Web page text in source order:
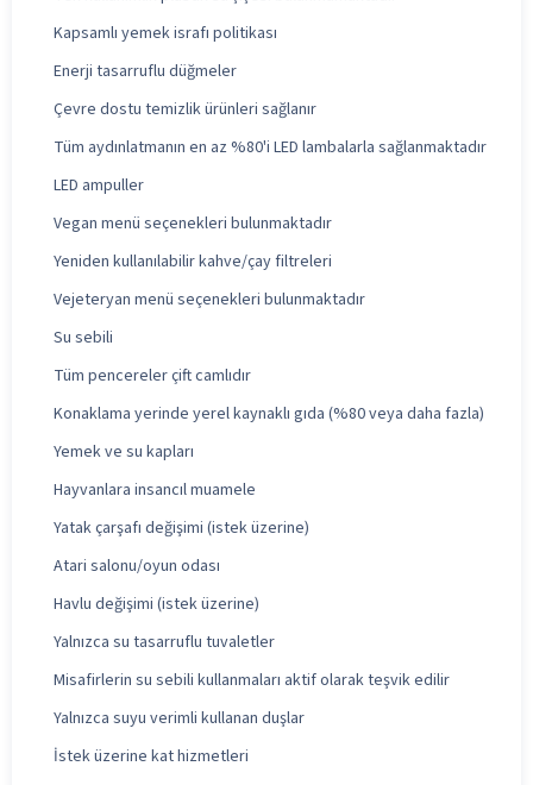
Kapsamlı yemek israfı politikası
Enerji tasarruflu düğmeler
Çevre dostu temizlik ürünleri sağlanır
Tüm aydınlatmanın en az %80'i LED lambalarla sağlanmaktadır
LED ampuller
Vegan menü seçenekleri bulunmaktadır
Yeniden kullanılabilir kahve/çay filtreleri
Vejeteryan menü seçenekleri bulunmaktadır
Su sebili
Tüm pencereler çift camlıdır
Konaklama yerinde yerel kaynaklı gıda (%80 veya daha fazla)
Yemek ve su kapları
Hayvanlara insancıl muamele
Yatak çarşafı değişimi (istek üzerine)
Atari salonu/oyun odası
Havlu değişimi (istek üzerine)
Yalnızca su tasarruflu tuvaletler
Misafirlerin su sebili kullanmaları aktif olarak teşvik edilir
Yalnızca suyu verimli kullanan duşlar
İstek üzerine kat hizmetleri